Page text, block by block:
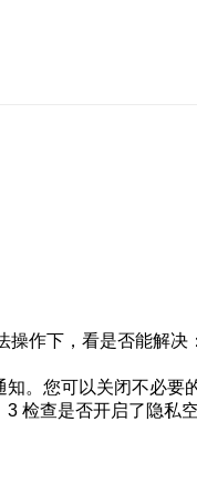
作下，看是否能解
。您可以关闭不必
检查是否开启了隐私